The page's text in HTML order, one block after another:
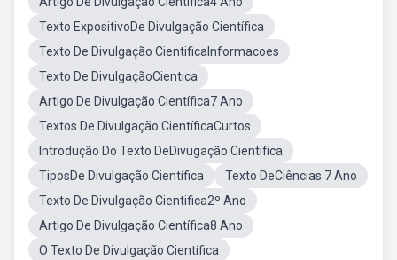
Texto ExpositivoDe Divulgação Científica
Texto De Divulgação CientificaInformacoes
Texto De DivulgaçãoCientica
Artigo De Divulgação Científica7 Ano
Textos De Divulgação CientíficaCurtos
Introdução Do Texto DeDivugação Cientifica
TiposDe Divulgação Científica
Texto DeCiências 7 Ano
Texto De Divulgação Cientifica2º Ano
Artigo De Divulgação Científica8 Ano
O Texto De Divulgação Científica